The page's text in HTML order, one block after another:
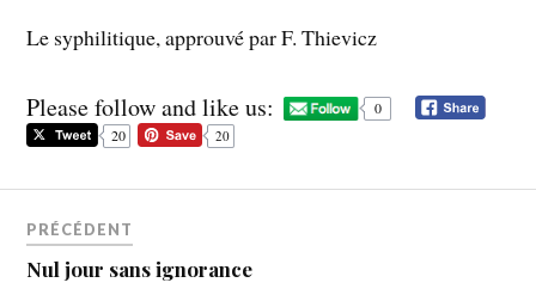
Le syphilitique, approuvé par F. Thievicz
Please follow and like us:
0
20
20
PRÉCÉDENT
Nul jour sans ignorance